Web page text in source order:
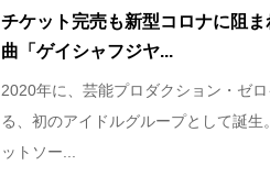
チケット完売も新型コロナに阻
曲「ゲイシャフジヤ...
2020年に、芸能プロダクション・ゼ
る、初のアイドルグループとして誕
ットソー...